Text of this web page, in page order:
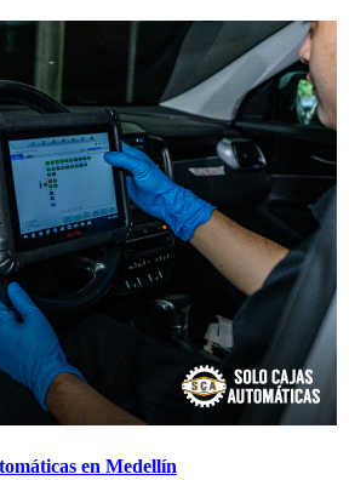
en Medellín